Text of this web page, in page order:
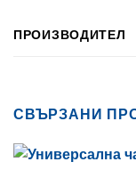
ПРОИЗВОДИТЕЛ
СВЪРЗАНИ